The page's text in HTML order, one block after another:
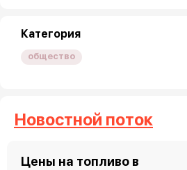
Категория
общество
Новостной поток
Цены на топливо в